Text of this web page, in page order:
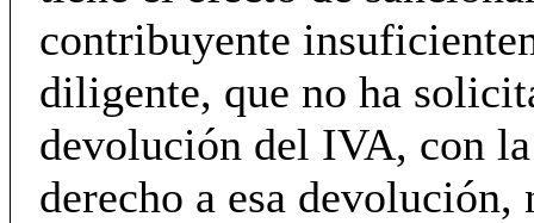
contribuyente
diligente, que no ha
devolución del IVA, con
derecho a esa devolución,